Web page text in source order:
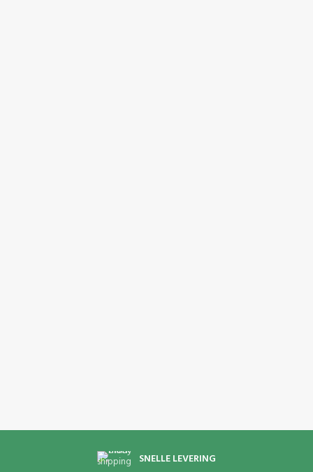
SNELLE LEVERING